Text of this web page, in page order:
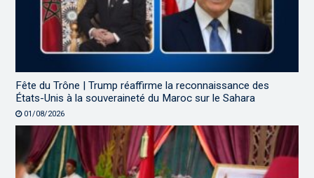
Fête du Trône | Trump réaffirme la reconnaissance des
États-Unis à la souveraineté du Maroc sur le Sahara
01/08/2026